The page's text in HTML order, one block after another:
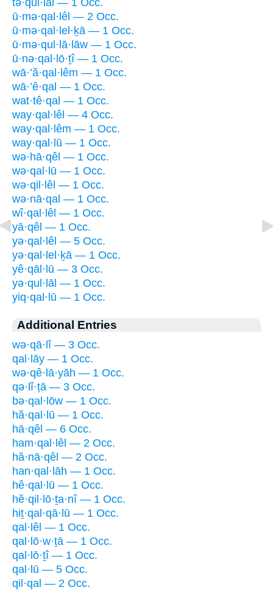
ū·mə·qal·lêl — 2 Occ.
ū·mə·qal·lel·ḵā — 1 Occ.
ū·mə·qul·lā·lāw — 1 Occ.
ū·nə·qal·lō·ṯî — 1 Occ.
wā·’ă·qal·lêm — 1 Occ.
wā·’ê·qal — 1 Occ.
wat·tê·qal — 1 Occ.
way·qal·lêl — 4 Occ.
way·qal·lêm — 1 Occ.
way·qal·lū — 1 Occ.
wə·hā·qêl — 1 Occ.
wə·qal·lū — 1 Occ.
wə·qil·lêl — 1 Occ.
wə·nā·qal — 1 Occ.
wî·qal·lêl — 1 Occ.
yā·qêl — 1 Occ.
yə·qal·lêl — 5 Occ.
yə·qal·lel·ḵā — 1 Occ.
yê·qāl·lū — 3 Occ.
yə·qul·lāl — 1 Occ.
yiq·qal·lū — 1 Occ.
Additional Entries
wə·qā·lî — 3 Occ.
qal·lāy — 1 Occ.
wə·qê·lā·yāh — 1 Occ.
qə·lî·ṭā — 3 Occ.
bə·qal·lōw — 1 Occ.
hă·qal·lū — 1 Occ.
hā·qêl — 6 Occ.
ham·qal·lêl — 2 Occ.
hă·nā·qêl — 2 Occ.
han·qal·lāh — 1 Occ.
hê·qal·lū — 1 Occ.
hĕ·qil·lō·ṯa·nî — 1 Occ.
hiṯ·qal·qā·lū — 1 Occ.
qal·lêl — 1 Occ.
qal·lō·w·ṯā — 1 Occ.
qal·lō·ṯî — 1 Occ.
qal·lū — 5 Occ.
qil·qal — 2 Occ.